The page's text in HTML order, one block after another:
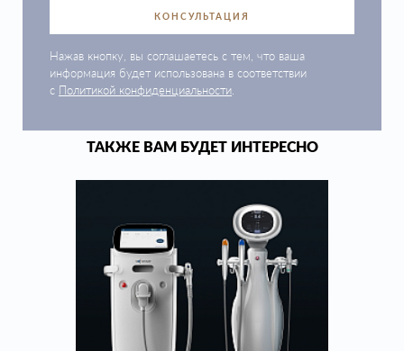
КОНСУЛЬТАЦИЯ
Нажав кнопку, вы соглашаетесь с тем, что ваша
информация будет использована в соответствии
с Политикой конфиденциальности
ТАКЖЕ ВАМ БУДЕТ ИНТЕРЕСНО